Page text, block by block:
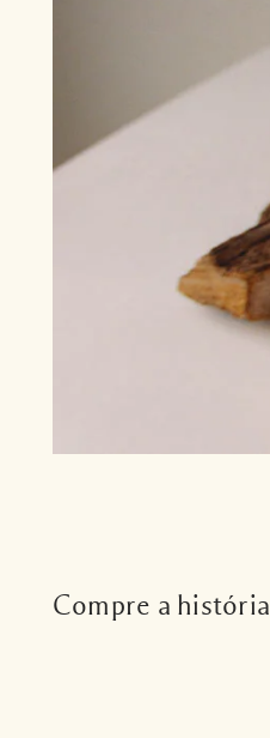
Compre a história